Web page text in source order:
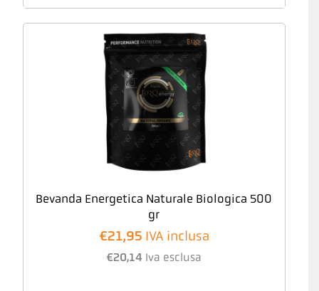
Bevanda Energetica Naturale Biologica 500
gr
€21,95 IVA inclusa
€20,14 Iva esclusa